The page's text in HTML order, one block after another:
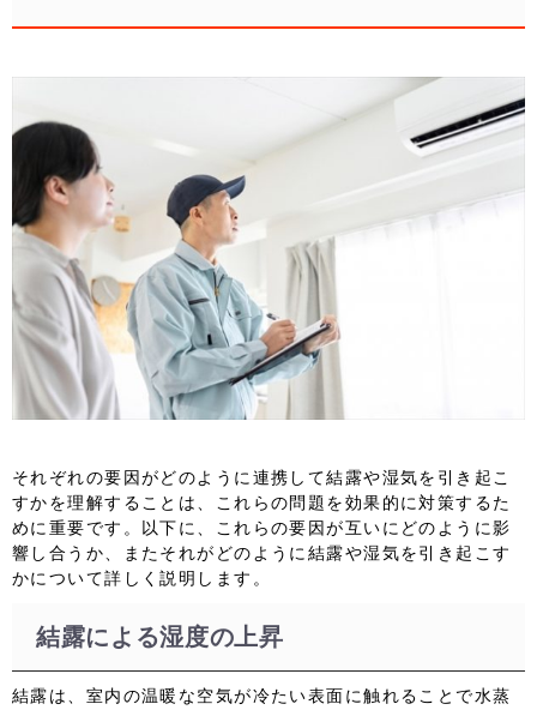
それぞれの要因がどのように連携して結露や湿気を引き起こ
すかを理解することは、これらの問題を効果的に対策するた
めに重要です。以下に、これらの要因が互いにどのように影
響し合うか、またそれがどのように結露や湿気を引き起こす
かについて詳しく説明します。
結露による湿度の上昇
結露は、室内の温暖な空気が冷たい表面に触れることで水蒸